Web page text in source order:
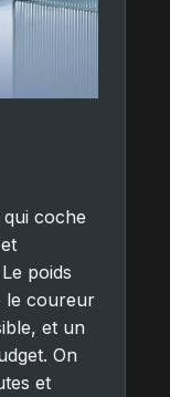
coche
poids
le coureur
et un
On
et